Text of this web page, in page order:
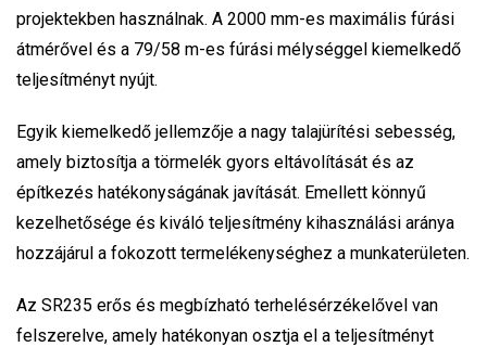
projektekben használnak. A 2000 mm-es maximális fúrási
átmérővel és a 79/58 m-es fúrási mélységgel kiemelkedő
teljesítményt nyújt.
Egyik kiemelkedő jellemzője a nagy talajürítési sebesség,
amely biztosítja a törmelék gyors eltávolítását és az
építkezés hatékonyságának javítását. Emellett könnyű
kezelhetősége és kiváló teljesítmény kihasználási aránya
hozzájárul a fokozott termelékenységhez a munkaterületen.
Az SR235 erős és megbízható terhelésérzékelővel van
felszerelve, amely hatékonyan osztja el a teljesítményt